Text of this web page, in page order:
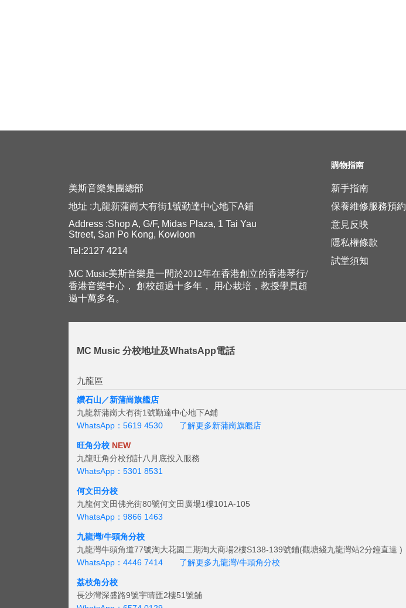
購物指南
美斯音樂集團總部
地址 :九龍新蒲崗大有街1號勤達中心地下A鋪
Address :Shop A, G/F, Midas Plaza, 1 Tai Yau
Street, San Po Kong, Kowloon
Tel:2127 4214
新手指南
保養維修服務預約
意見反映
隱私權條款
試堂須知
MC Music美斯音樂是一間於2012年在香港創立的香港琴行/
香港音樂中心， 創校超過十多年， 用心栽培，教授學員超
過十萬多名。
MC Music 分校地址及WhatsApp電話
九龍區
鑽石山／新蒲崗旗艦店
九龍新蒲崗大有街1號勤達中心地下A鋪
WhatsApp：5619 4530
了解更多新蒲崗旗艦店
旺角分校 NEW
九龍旺角分校預計八月底投入服務
WhatsApp：5301 8531
何文田分校
九龍何文田佛光街80號何文田廣場1樓101A-105
WhatsApp：9866 1463
九龍灣/牛頭角分校
九龍灣牛頭角道77號淘大花園二期淘大商場2樓S138-139號鋪(觀塘綫九龍灣站2分鐘直達 )
WhatsApp：4446 7414
了解更多九龍灣/牛頭角分校
荔枝角分校
長沙灣深盛路9號宇晴匯2樓51號舖